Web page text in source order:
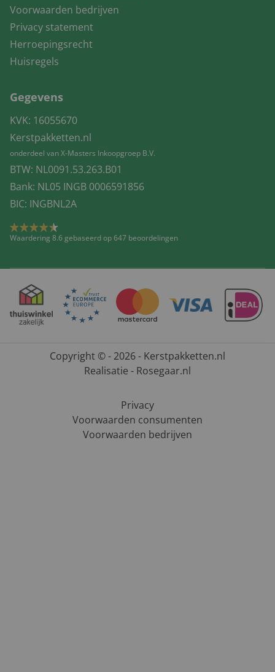
Voorwaarden bedrijven
Privacy statement
Herroepingsrecht
Huisregels
Gegevens
KVK: 16055670
Kerstpakketten.nl
onderdeel van X-Masters Inkoopgroep B.V.
BTW: NL0091.53.263.B01
Bank: NL05 INGB 0006591856
BIC: INGBNL2A
Waardering 8.6 gebaseerd op 647 beoordelingen
Copyright © - 2026 - Kerstpakketten.nl
Realisatie - Rosegaar.nl
Privacy
Voorwaarden consumenten
Voorwaarden bedrijven